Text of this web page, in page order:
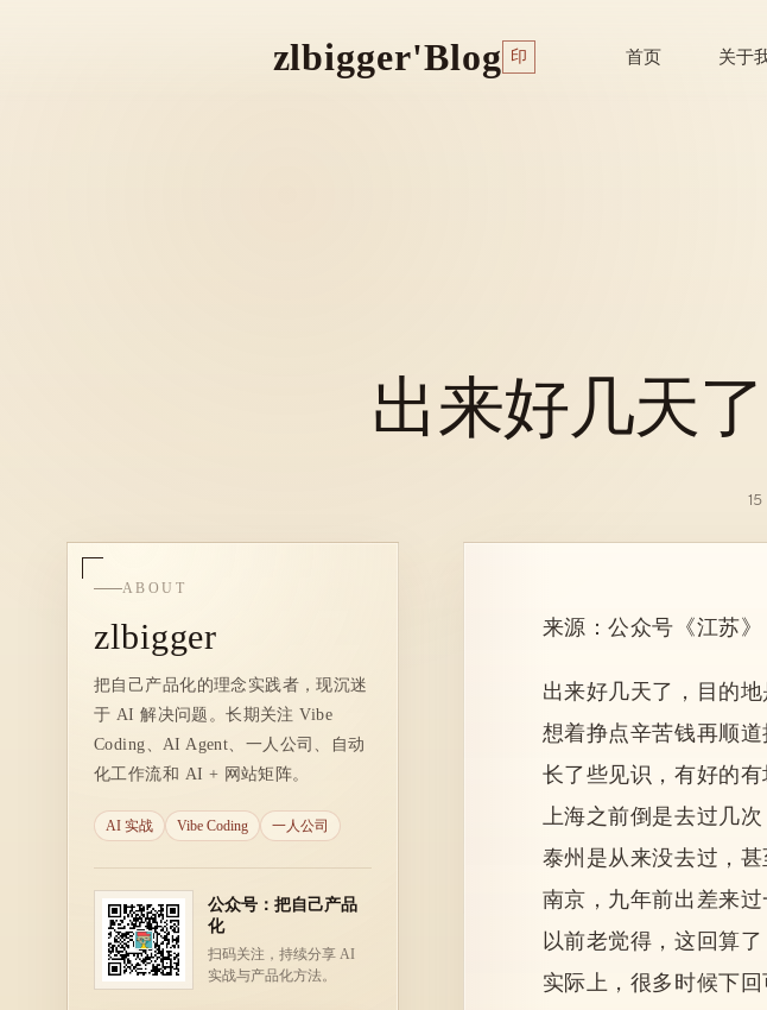
zlbigger'Blog 印 首页 关于
出来好几天
ABOUT
zlbigger
把自己产品化的理念实践者，现沉迷
于 AI 解决问题。长期关注 Vibe
Coding、AI Agent、一人公司、自动
化工作流和 AI + 网站矩阵。
AI 实战 Vibe Coding 一人公司
公众号：把自己产品
化
扫码关注，持续分享 AI
实战与产品化方法。
来源：公众号《江苏》
出来好几天了，目的地
想着挣点辛苦钱再顺
长了些见识，有好的
上海之前倒是去过几
泰州是从来没去过，
南京，九年前出差来
以前老觉得，这回算
实际上，很多时候下